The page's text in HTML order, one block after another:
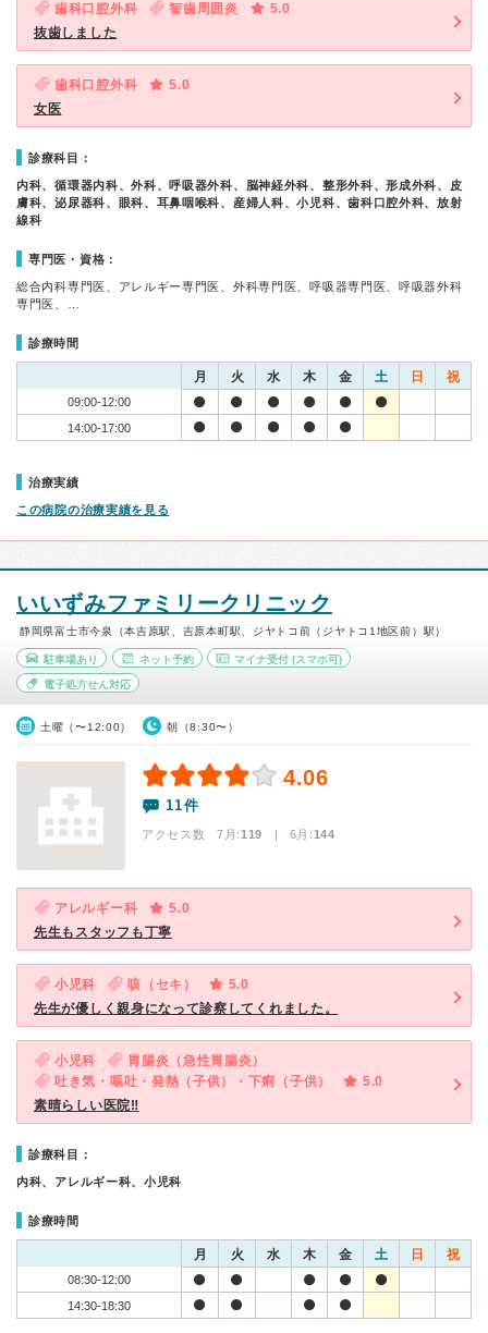
歯科口腔外科 智歯周囲炎
5.0
抜歯しました
歯科口腔外科
5.0
女医
診療科目：
内科、循環器内科、外科、呼吸器外科、脳神経外科、整形外科、形成外科、皮
膚科、泌尿器科、眼科、耳鼻咽喉科、産婦人科、小児科、歯科口腔外科、放射
線科
専門医・資格：
総合内科専門医、アレルギー専門医、外科専門医、呼吸器専門医、呼吸器外科
専門医、…
診療時間
月 火 水 木 金 土 日 祝
09:00-12:00
14:00-17:00
治療実績
この病院の治療実績を見る
いいずみファミリークリニック
静岡県富士市今泉（本吉原駅、吉原本町駅、ジヤトコ前（ジヤトコ1地区前）駅）
駐車場あり ネット予約 マイナ受付 (スマホ可)
電子処方せん対応
土曜（〜12:00） 朝（8:30〜）
4.06
11件
アクセス数 7月:119 | 6月:144
アレルギー科
5.0
先生もスタッフも丁寧
小児科 咳（セキ）
5.0
先生が優しく親身になって診察してくれました。
小児科
胃腸炎（急性胃腸炎）
吐き気・嘔吐・発熱（子供）・下痢（子供）
5.0
素晴らしい医院‼︎
診療科目：
内科、アレルギー科、小児科
診療時間
月 火 水 木 金 土 日 祝
08:30-12:00
14:30-18:30